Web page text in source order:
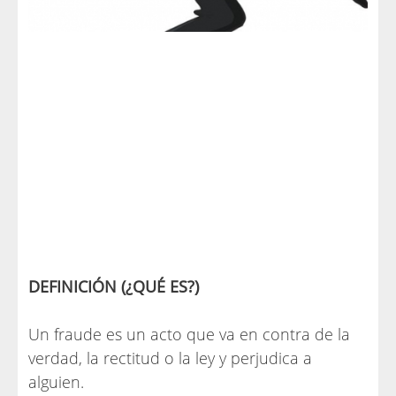
DEFINICIÓN (¿QUÉ ES?)
Un fraude es un acto que va en contra de la
verdad, la rectitud o la ley y perjudica a
alguien.